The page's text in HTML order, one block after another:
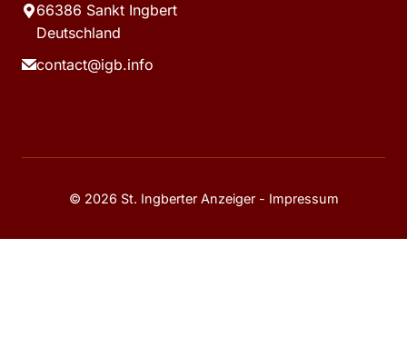
66386 Sankt Ingbert
Deutschland
contact@igb.info
© 2026 St. Ingberter Anzeiger - Impressum